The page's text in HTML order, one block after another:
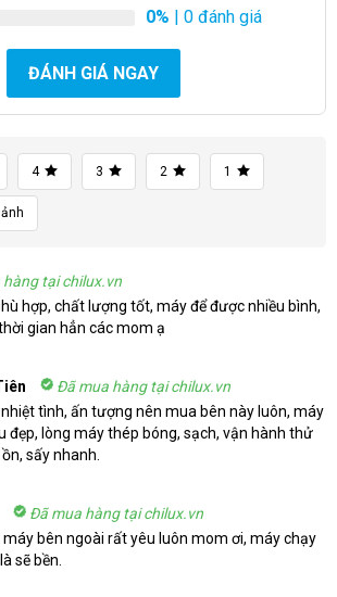
0% | 0 đánh giá
ĐÁNH GIÁ NGAY
4 3 2 1
hàng tại chilux.vn
hợp, chất lượng tốt, máy để được nhiều bình,
gian hẳn các mom ạ
Đã mua hàng tại chilux.vn
tình, ấn tượng nên mua bên này luôn, máy
đẹp, lòng máy thép bóng, sạch, vận hành thử
sấy nhanh.
Đã mua hàng tại chilux.vn
bên ngoài rất yêu luôn mom ơi, máy chạy
sẽ bền.